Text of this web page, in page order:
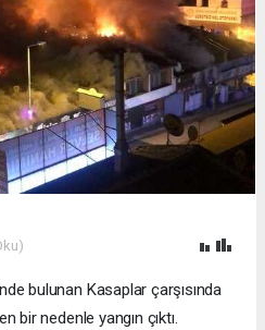
bulunan Kasaplar çarşısında
bir nedenle yangın çıktı.